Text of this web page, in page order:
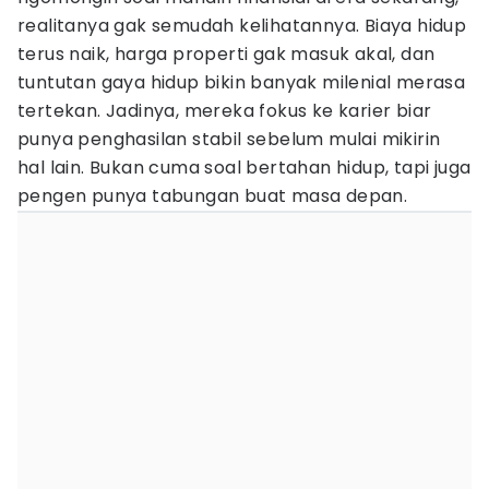
realitanya gak semudah kelihatannya. Biaya hidup
terus naik, harga properti gak masuk akal, dan
tuntutan gaya hidup bikin banyak milenial merasa
tertekan. Jadinya, mereka fokus ke karier biar
punya penghasilan stabil sebelum mulai mikirin
hal lain. Bukan cuma soal bertahan hidup, tapi juga
pengen punya tabungan buat masa depan.